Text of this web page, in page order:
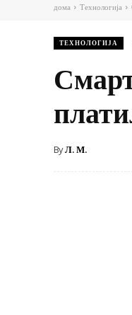
дома Технологија
ТЕХНОЛОГИЈА
ByЛ. М.